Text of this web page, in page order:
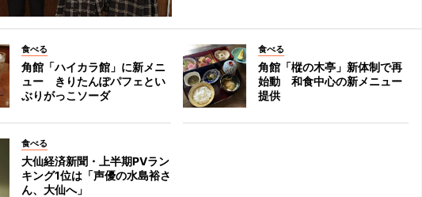
食べる
角館「ハイカラ館」に新メニ
ュー きりたんぽパフェとい
ぶりがっこソーダ
食べる
角館「樅の木亭」新体制で再
始動 和食中心の新メニュー
提供
食べる
大仙経済新聞・上半期PVラン
キング1位は「声優の水島裕さ
ん、大仙へ」